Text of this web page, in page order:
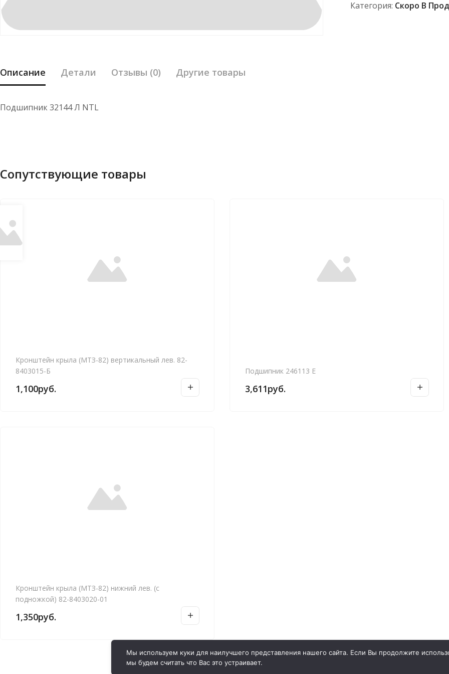
Категория: Скоро В
Описание Детали Отзывы (0) Другие товары
Подшипник 32144 Л NTL
Сопутствующие товары
Кронштейн крыла (МТЗ-82) вертикальный лев. 82-
8403015-Б
1,100руб.
Подшипник 246113 Е
3,611руб.
Кронштейн крыла (МТЗ-82) нижний лев. (с
подножкой) 82-8403020-01
1,350руб.
Мы используем куки для наилучшего представления нашего сайта. Если Вы продолжите
мы будем считать что Вас это устраивает.